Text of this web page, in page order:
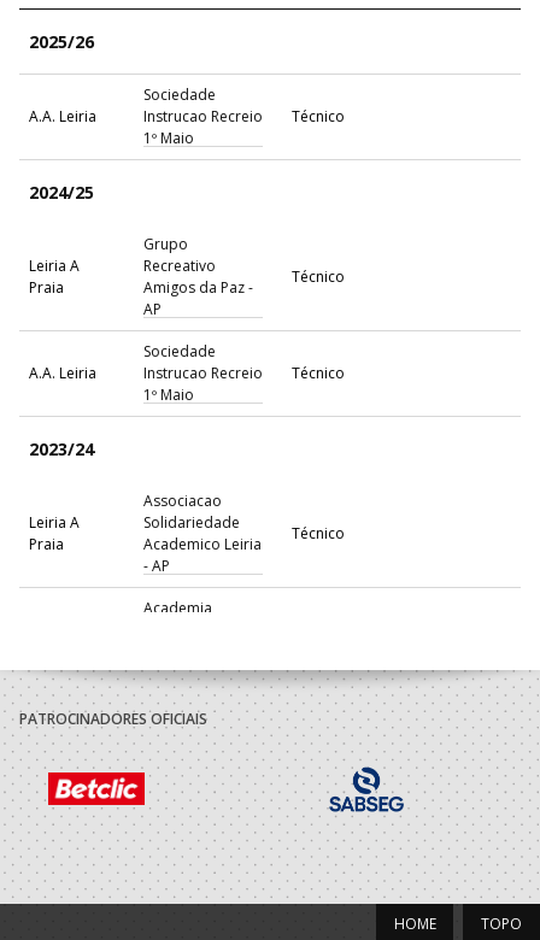
2025/26
A.A. Leiria
Sociedade
Instrucao Recreio
1º Maio
Técnico
2024/25
Leiria A
Praia
Grupo
Recreativo
Amigos da Paz -
AP
Técnico
A.A. Leiria
Sociedade
Instrucao Recreio
1º Maio
Técnico
2023/24
Leiria A
Praia
Associacao
Solidariedade
Academico Leiria
- AP
Técnico
Academia
Joao Barros
A.A. Leiria
Sociedade
Instrucao Recreio
1º Maio
Técnico
2022/23
Leiria A
Praia
Associacao
Solidariedade
Academico Leiria
Técnico
PATROCINADORES OFICIAIS
TOPO
HOME